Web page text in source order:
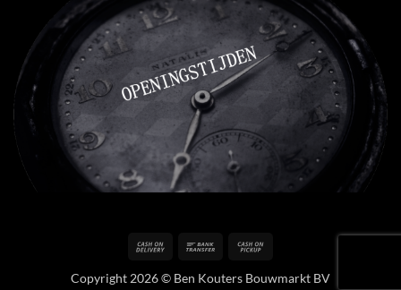
Cash
Delivery
Bank
Pickup
Copyright 2026 © Ben Kouters Bouwmarkt BV